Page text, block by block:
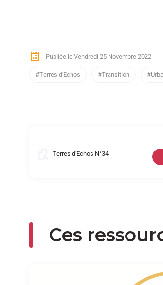
Publiée le Vendredi 25 Novembre 2022
Terres d'Echos
Transition
Terres d'Echos N°34
Ces